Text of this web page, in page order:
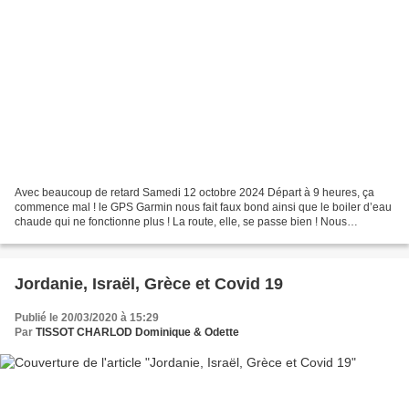
Avec beaucoup de retard Samedi 12 octobre 2024 Départ à 9 heures, ça
commence mal ! le GPS Garmin nous fait faux bond ainsi que le boiler d’eau
chaude qui ne fonctionne plus ! La route, elle, se passe bien ! Nous
Jordanie, Israël, Grèce et Covid 19
Publié le 20/03/2020 à 15:29
Par TISSOT CHARLOD Dominique & Odette